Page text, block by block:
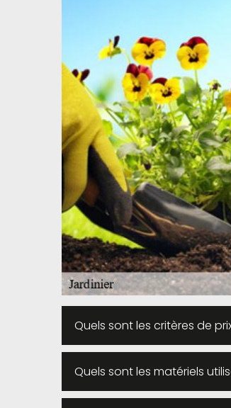
Quels sont les critères de
Quels sont les matériels